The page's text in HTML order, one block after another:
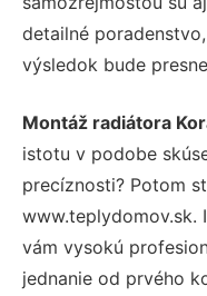
detailné
výsledok bude
Montáž radiátora
istotu v podobe
precíznosti? Potom
www.teplydomov.sk.
vám vysokú
jednanie od prvého